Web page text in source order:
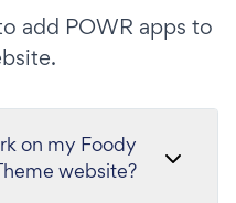
add POWR apps to
on my Foody
website?